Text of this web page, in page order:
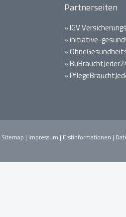
Partnerseiten
»IGV
»initiative-
»
»
»
Sitemap | Impressum | Erstinformationen |